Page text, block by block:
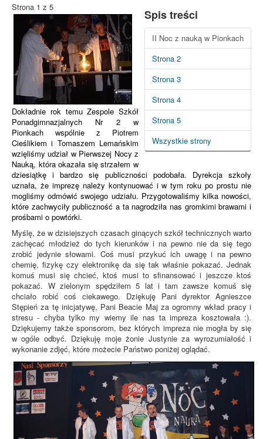
Spis treści
II Noc z nauką w Pionkach
Strona 2
Strona 3
Strona 4
Strona 5
Wszystkie strony
Strona 1 z 5
Dokładnie rok temu Zespole Szkół
Ponadgimnazjalnych Nr 2 w
Pionkach wspólnie z Piotrem
Cieślikiem i Tomaszem Lemańskim
wzięliśmy udział w Pierwszej Nocy z
Nauką, która okazała się strzałem w
dziesiątkę i bardzo się publiczności podobała. Dyrekcja szkoły
uznała, że imprezę należy kontynuować i w tym roku po prostu nie
mogliśmy odmówić swojego udziału. Przygotowaliśmy kilka nowości,
które zachwyciły publiczność a ta nagrodziła nas gromkimi brawami i
prośbami o powtórki.
Myślę, że w dzisiejszych czasach ginących szkół technicznych warto
zachęcać młodzież do tych kierunków i na pewno nie da się tego
zrobić jedynie słowami. Coś musi przykuć ich uwagę i na pewno
chemię, fizykę czy elektronikę da się tak właśnie pokazać. Jednak
komuś musi się chcieć, ktoś musi to sfinansować i jeszcze ktoś
pokazać. W zielonym spędziłem 5 lat i tam zawsze komuś się
chciało robić coś ciekawego. Dziękuję Pani dyrektor Agnieszce
Stępień za tę inicjatywę, Pani Beacie Maj za ogromny wkład pracy i
stresu - chyba tylko my wiemy ile nas ta impreza kosztowała :).
Dziękujemy także sponsorom, bez których impreza nie mogła by się
w ogóle odbyć. Dziękuję moje żonie Justynie za wyrozumiałość i
wykonanie zdjęć, które możecie Państwo poniżej oglądać.